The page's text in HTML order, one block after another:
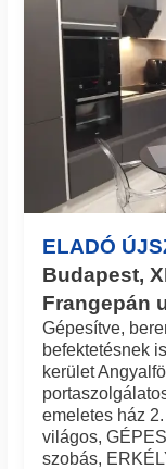
ELADÓ
Budapest,
Frangepán
Gépesítve,
befektetésnek
kerület
emeletes ház
világos,
szobás,